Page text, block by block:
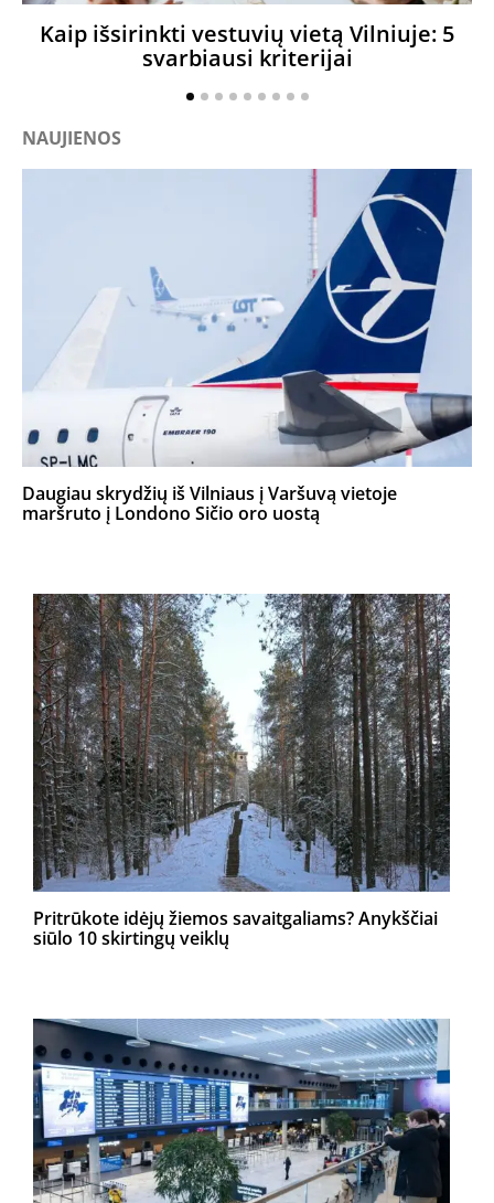
Kaip išsirinkti vestuvių vietą Vilniuje: 5
svarbiausi kriterijai
NAUJIENOS
Daugiau skrydžių iš Vilniaus į Varšuvą vietoje
maršruto į Londono Sičio oro uostą
Pritrūkote idėjų žiemos savaitgaliams? Anykščiai
siūlo 10 skirtingų veiklų